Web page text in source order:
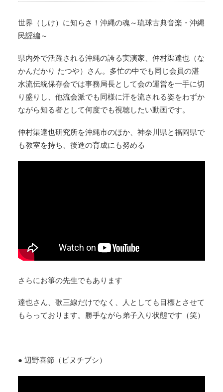
世界（しけ）に知らさ！沖縄の魂～琉球古典音楽・沖縄
民謡編～
県内外で活躍される沖縄の誇る実演家、仲村渠達也（な
かんだかり たつや）さん。多忙の中でも同じ会員の湛
水流伝統保存会では事務局長として会の運営を一手に切
り盛りし、他流会派でも同様に汗を流される姿をわずか
ながら知る者として何度でも視聴したい動画です。
仲村渠達也研究所を沖縄市のほか、神奈川県と福岡県で
も教室を持ち、後進の育成にも努める
さらにお箏の先生でもあります
達也さん、歌三線だけでなく、人としても目標とさせて
もらっております。勝手ながら弟子入り状態です（笑）
● 辺野喜節（ビヌチブシ）